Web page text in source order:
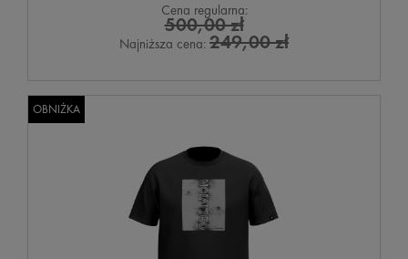
Cena regularna:
500,00 zł
Najniższa cena: 249,00 zł
OBNIŻKA